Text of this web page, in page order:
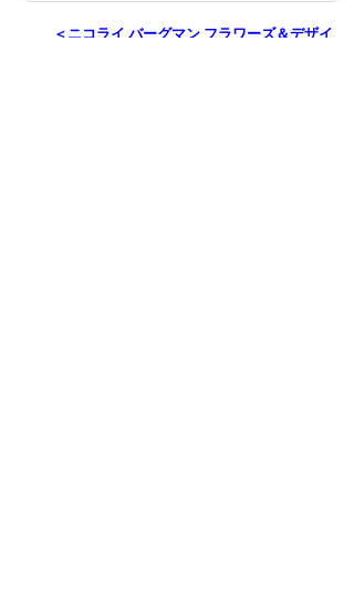
＜ニコライ バーグマン フラワーズ＆デザイ